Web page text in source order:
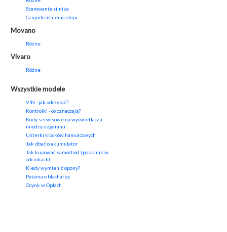
Sterowanie silnika
Czujnik ciśnienia oleju
Movano
Różne
Vivaro
Różne
Wszystkie modele
VIN - jak odczytać?
Kontrolki - co oznaczają?
Kody serwisowe na wyświetlaczu
między zegarami
Usterki klocków hamulcowych
Jak dbać o akumulator
Jak kupować samochód (poradnik w
odcinkach)
Kiedy wymienić opony?
Pytania o blacharkę
Ocynk w Oplach